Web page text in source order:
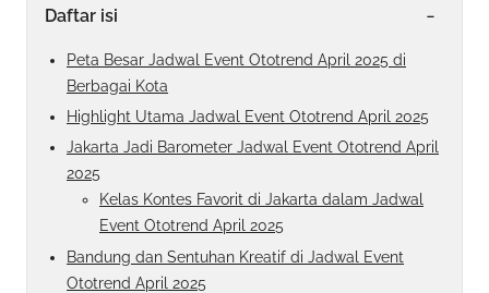
Daftar isi -
Peta Besar Jadwal Event Ototrend April 2025 di
Berbagai Kota
Highlight Utama Jadwal Event Ototrend April 2025
Jakarta Jadi Barometer Jadwal Event Ototrend April
2025
Kelas Kontes Favorit di Jakarta dalam Jadwal
Event Ototrend April 2025
Bandung dan Sentuhan Kreatif di Jadwal Event
Ototrend April 2025